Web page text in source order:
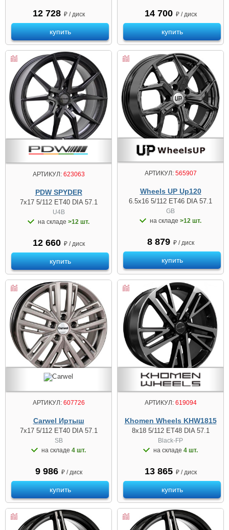
12 728 ₽ / диск
купить
14 700 ₽ / диск
купить
АРТИКУЛ:623063
PDW SPYDER
7x17 5/112 ET40 DIA 57.1
U4B
на складе >12 шт.
12 660 ₽ / диск
купить
АРТИКУЛ:565907
Wheels UP Up120
6.5x16 5/112 ET46 DIA 57.1
GB
на складе >12 шт.
8 879 ₽ / диск
купить
АРТИКУЛ:607726
Carwel Иртыш
7x17 5/112 ET40 DIA 57.1
SB
на складе 4 шт.
9 986 ₽ / диск
купить
АРТИКУЛ:619094
Khomen Wheels KHW1815
8x18 5/112 ET48 DIA 57.1
Black-FP
на складе 4 шт.
13 865 ₽ / диск
купить